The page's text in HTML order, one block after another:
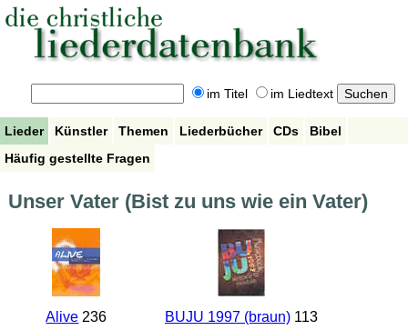
im Titel im Liedtext
Lieder Künstler Themen Liederbücher CDs
Bibel
Häufig gestellte Fragen
Unser Vater (Bist zu uns wie ein Vater)
Alive 236
BUJU 1997 (braun)113